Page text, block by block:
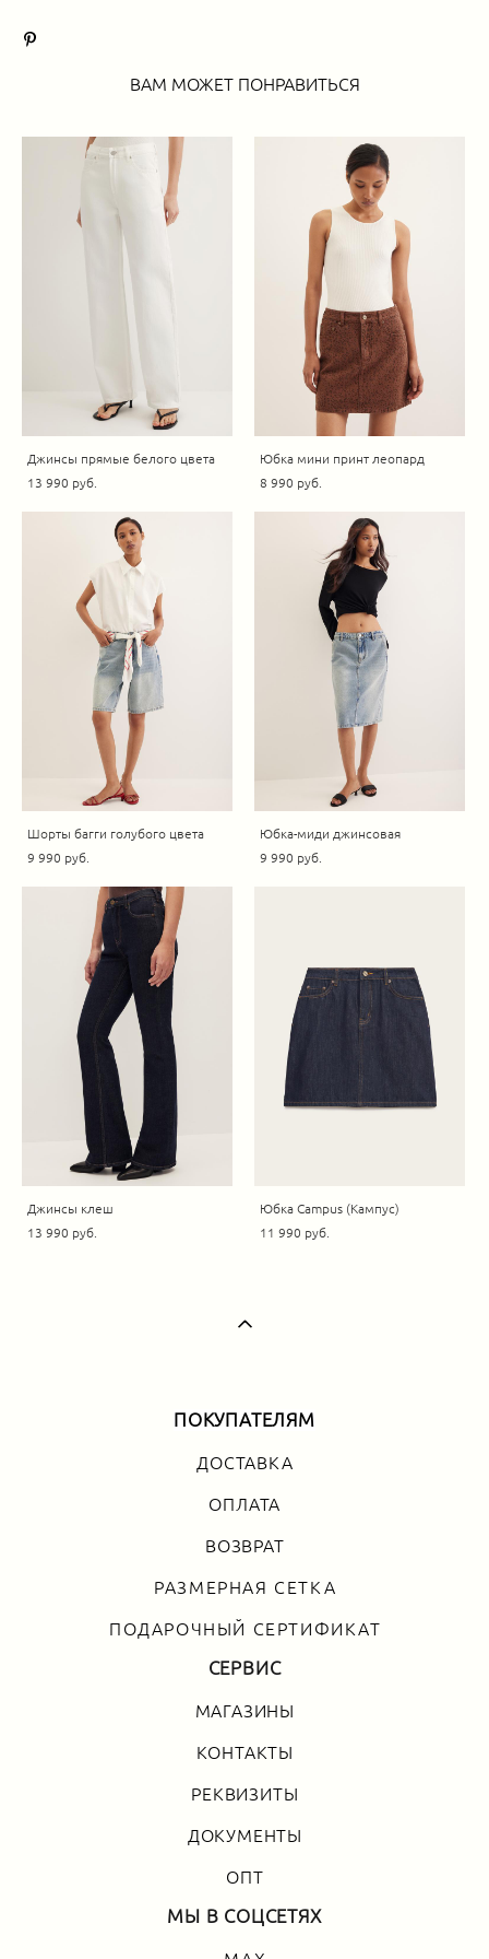
ВАМ МОЖЕТ ПОНРАВИТЬСЯ
Джинсы прямые белого цвета
13 990 pуб.
Юбка мини принт леопард
8 990 pуб.
Шорты багги голубого цвета
9 990 pуб.
Юбка-миди джинсовая
9 990 pуб.
Джинсы клеш
13 990 pуб.
Юбка Campus (Кампус)
11 990 pуб.
ПОКУПАТЕЛЯМ
ДОСТАВКА
ОПЛАТА
ВОЗВРАТ
РАЗМЕРНАЯ СЕТКА
ПОДАРОЧНЫЙ СЕРТИФИКАТ
СЕРВИС
МАГАЗИНЫ
КОНТАКТЫ
РЕКВИЗИТЫ
ДОКУМЕНТЫ
ОПТ
МЫ В СОЦСЕТЯХ